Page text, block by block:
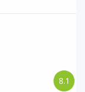
8.1